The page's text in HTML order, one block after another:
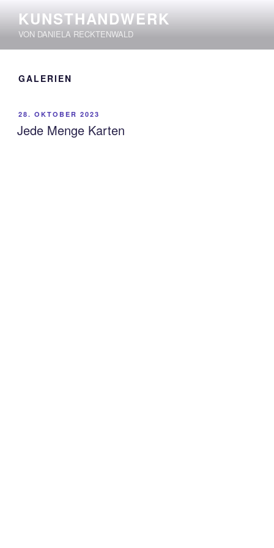
springen
KUNSTHANDWERK
VON DANIELA RECKTENWALD
GALERIEN
VERÖFFENTLICHT
AM
28. OKTOBER 2023
Jede Menge Karten